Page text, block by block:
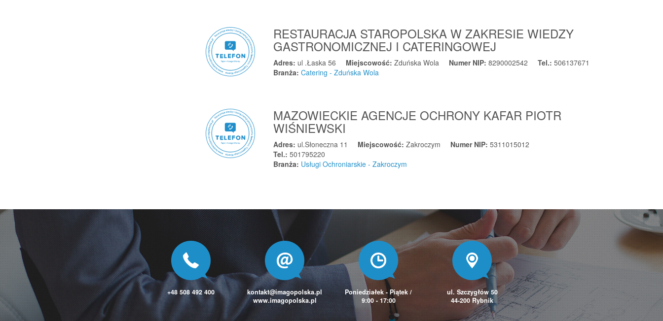
Jaśliska
Jawiszowice
Jawor
Jawor
Jawornik Polski
Jaworowa
Jaworze
Jaworzno
Jaworzyna Śląska
Jazgarzew
RESTAURACJA STAROPOLSKA W ZAKRESIE WIEDZY
GASTRONOMICZNEJ I CATERINGOWEJ
Adres: ul .Łaska 56 Miejscowość:Zduńska Wola Numer NIP:8290002542 Tel.:506137671
Branża:Catering - Zduńska Wola
MAZOWIECKIE AGENCJE OCHRONY KAFAR PIOTR
WIŚNIEWSKI
Adres: ul.Słoneczna 11 Miejscowość:Zakroczym Numer NIP:5311015012
Tel.:501795220
Branża: Usługi Ochroniarskie - Zakroczym
+48 508 492 400
kontakt@imagopolska.pl
www.imagopolska.pl
Poniedziałek - Piątek /
9:00 - 17:00
ul. Szczygłów 50
44-200 Rybnik